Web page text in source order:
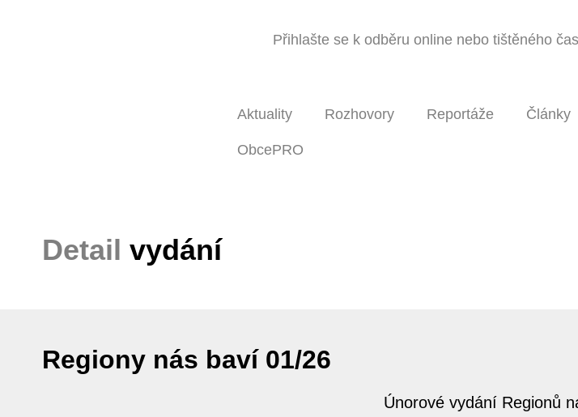
Přihlašte se k odběru online nebo tištěného
Aktuality Rozhovory Reportáže Články
ObcePRO
Detail vydání
Regiony nás baví 01/26
Únorové vydání Regionů